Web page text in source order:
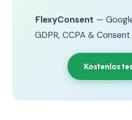
FlexyConsent —
GDPR, CCPA &
Kostenlos